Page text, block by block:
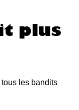
plus
les bandits